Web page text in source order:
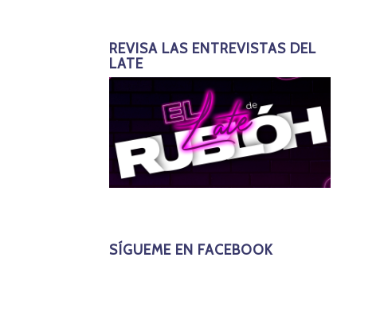
REVISA LAS ENTREVISTAS DEL
LATE
SÍGUEME EN FACEBOOK